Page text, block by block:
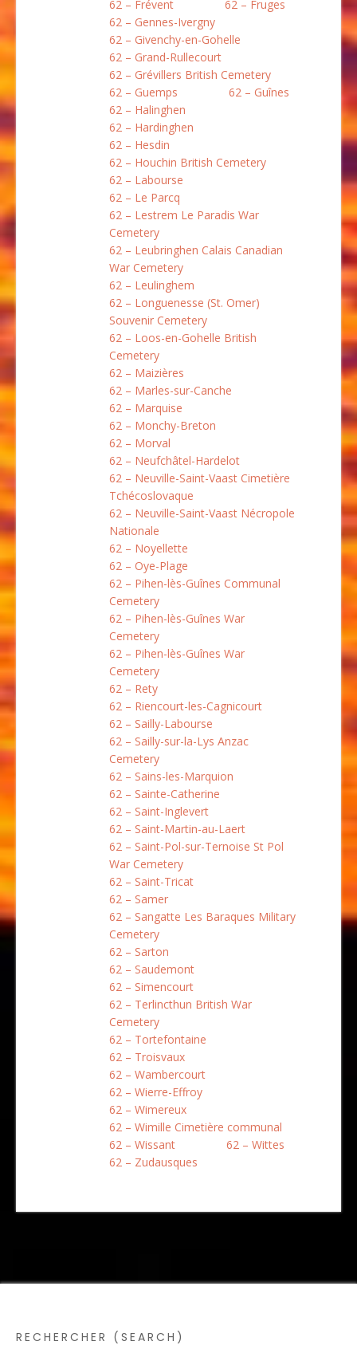
62 – Frévent
62 – Fruges
62 – Gennes-Ivergny
62 – Givenchy-en-Gohelle
62 – Grand-Rullecourt
62 – Grévillers British Cemetery
62 – Guemps
62 – Guînes
62 – Halinghen
62 – Hardinghen
62 – Hesdin
62 – Houchin British Cemetery
62 – Labourse
62 – Le Parcq
62 – Lestrem Le Paradis War
Cemetery
62 – Leubringhen Calais Canadian
War Cemetery
62 – Leulinghem
62 – Longuenesse (St. Omer)
Souvenir Cemetery
62 – Loos-en-Gohelle British
Cemetery
62 – Maizières
62 – Marles-sur-Canche
62 – Marquise
62 – Monchy-Breton
62 – Morval
62 – Neufchâtel-Hardelot
62 – Neuville-Saint-Vaast Cimetière
Tchécoslovaque
62 – Neuville-Saint-Vaast Nécropole
Nationale
62 – Noyellette
62 – Oye-Plage
62 – Pihen-lès-Guînes Communal
Cemetery
62 – Pihen-lès-Guînes War
Cemetery
62 – Pihen-lès-Guînes War
Cemetery
62 – Rety
62 – Riencourt-les-Cagnicourt
62 – Sailly-Labourse
62 – Sailly-sur-la-Lys Anzac
Cemetery
62 – Sains-les-Marquion
62 – Sainte-Catherine
62 – Saint-Inglevert
62 – Saint-Martin-au-Laert
62 – Saint-Pol-sur-Ternoise St Pol
War Cemetery
62 – Saint-Tricat
62 – Samer
62 – Sangatte Les Baraques Military
Cemetery
62 – Sarton
62 – Saudemont
62 – Simencourt
62 – Terlincthun British War
Cemetery
62 – Tortefontaine
62 – Troisvaux
62 – Wambercourt
62 – Wierre-Effroy
62 – Wimereux
62 – Wimille Cimetière communal
62 – Wissant
62 – Wittes
62 – Zudausques
RECHERCHER (SEARCH)